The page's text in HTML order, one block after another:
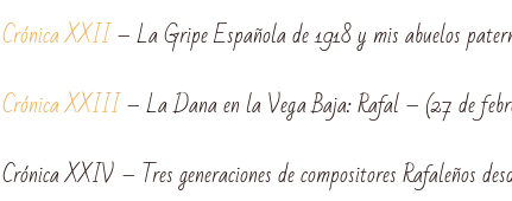
Crónica XXII– La Gripe Española de 1918 y mis abuelos
Crónica XXIII– La Dana en la Vega Baja: Rafal – (27 de
Crónica XXIV – Tres generaciones de compositores Rafaleños